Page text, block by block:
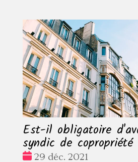
Est-il obligatoire
syndic de copropriété
Date
29 déc. 2021